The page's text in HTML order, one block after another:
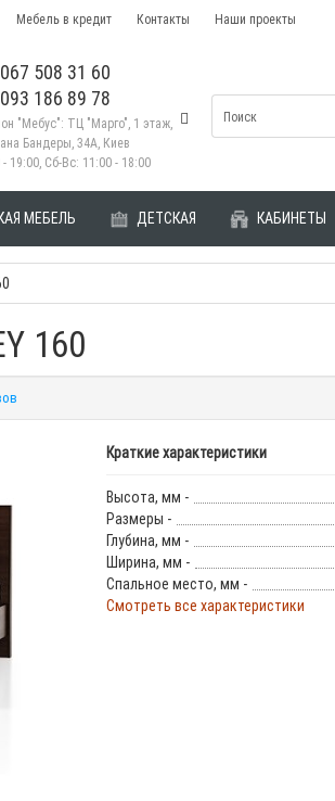
Мебель в кредит Контакты Наши проекты
508 31 60
186 89 78
"Мебус": ТЦ "Марго", 1 этаж,
Бандеры, 34А, Киев
19:00, Сб-Вс: 11:00 - 18:00
МЕБЕЛЬ ДЕТСКАЯ КАБИНЕТЫ
160
Краткие характеристики
Высота, мм -
Размеры -
Глубина, мм -
Ширина, мм -
Спальное место, мм -
Смотреть все характеристики